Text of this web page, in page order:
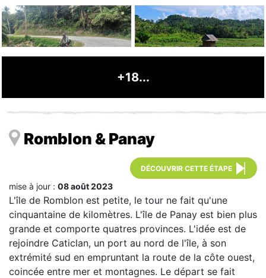
+18...
Romblon & Panay
DÉCOUVRIR CETTE ÉTAPE
mise à jour : 08 août 2023
L'île de Romblon est petite, le tour ne fait qu'une
cinquantaine de kilomètres. L'île de Panay est bien plus
grande et comporte quatres provinces. L'idée est de
rejoindre Caticlan, un port au nord de l'île, à son
extrémité sud en empruntant la route de la côte ouest,
coincée entre mer et montagnes. Le départ se fait